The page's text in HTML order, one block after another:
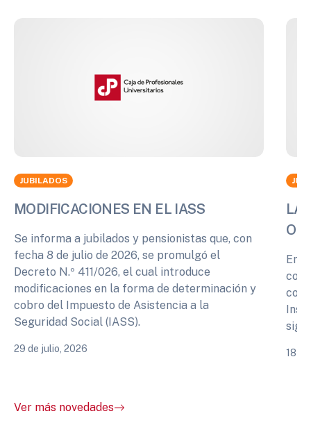
JUBILADOS
MODIFICACIONES EN EL IASS
Se informa a jubilados y pensionistas que, con
fecha 8 de julio de 2026, se promulgó el
Decreto N.º 411/026, el cual introduce
modificaciones en la forma de determinación y
cobro del Impuesto de Asistencia a la
Seguridad Social (IASS).
29 de julio, 2026
LA
En
18
Ver más novedades